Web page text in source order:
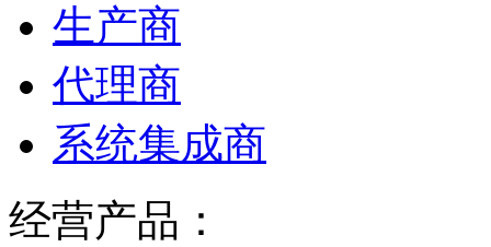
生产商
代理商
系统集成商
经营产品：